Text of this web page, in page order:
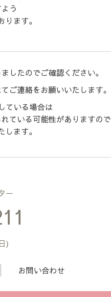
う
ます。
したのでご確認ください。
ご連絡をお願いいたします。
ている場合は
ている可能性がありますので
ます。
ー
)
お問い合わせ